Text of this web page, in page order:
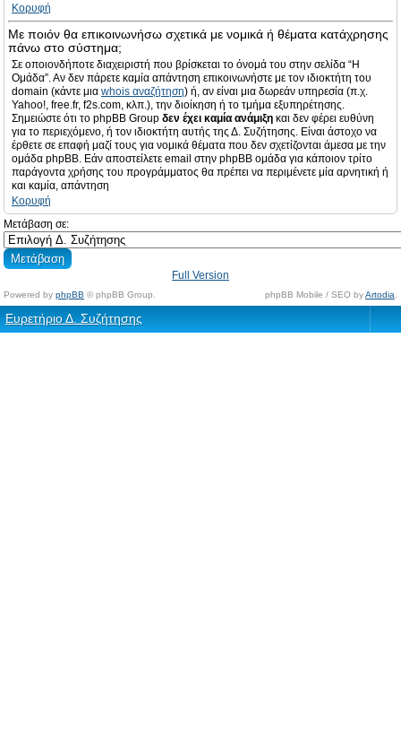
Κορυφή
Με ποιόν θα επικοινωνήσω σχετικά με νομικά ή θέματα κατάχρησης
πάνω στο σύστημα;
Σε οποιονδήποτε διαχειριστή που βρίσκεται το όνομά του στην σελίδα “Η
Ομάδα”. Αν δεν πάρετε καμία απάντηση επικοινωνήστε με τον ιδιοκτήτη του
domain (κάντε μια whois αναζήτηση) ή, αν είναι μια δωρεάν υπηρεσία (π.χ.
Yahoo!, free.fr, f2s.com, κλπ.), την διοίκηση ή το τμήμα εξυπηρέτησης.
Σημειώστε ότι το phpBB Group δεν έχει καμία ανάμιξη και δεν φέρει ευθύνη
για το περιεχόμενο, ή τον ιδιοκτήτη αυτής της Δ. Συζήτησης. Είναι άστοχο να
έρθετε σε επαφή μαζί τους για νομικά θέματα που δεν σχετίζονται άμεσα με την
ομάδα phpBB. Εάν αποστείλετε email στην phpBB ομάδα για κάποιον τρίτο
παράγοντα χρήσης του προγράμματος θα πρέπει να περιμένετε μία αρνητική ή
και καμία, απάντηση
Κορυφή
Μετάβαση σε:
Full Version
Powered by phpBB © phpBB Group. phpBB Mobile / SEO byArtodia
Ευρετήριο Δ. Συζήτησης